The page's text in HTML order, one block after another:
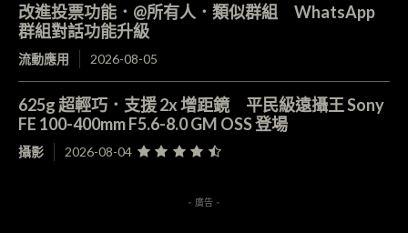
改進投票功能．@所有人．類似群組 WhatsApp
群組對話功能升級
流動應用 2026-08-05
625g 超輕巧．支援 2x 增距鏡 平民級遠攝王 Sony
FE 100-400mm F5.6-8.0 GM OSS 登場
攝影 2026-08-04
- 廣告 -